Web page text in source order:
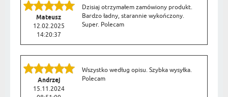
Mateusz
12.02.2025
14:20:37
Dzisiaj otrzymałem zamówiony produkt.
Bardzo ładny, starannie wykończony.
Super. Polecam
Andrzej
15.11.2024
Wszystko według opisu. Szybka wysyłka.
Polecam